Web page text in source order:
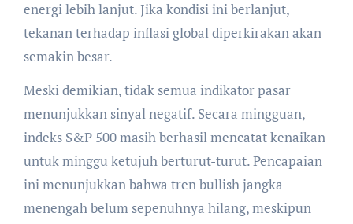
energi lebih lanjut. Jika kondisi ini berlanjut,
tekanan terhadap inflasi global diperkirakan akan
semakin besar.
Meski demikian, tidak semua indikator pasar
menunjukkan sinyal negatif. Secara mingguan,
indeks S&P 500 masih berhasil mencatat kenaikan
untuk minggu ketujuh berturut-turut. Pencapaian
ini menunjukkan bahwa tren bullish jangka
menengah belum sepenuhnya hilang, meskipun